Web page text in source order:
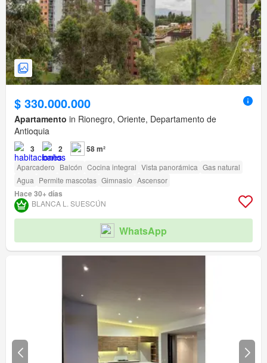
$ 330.000.000
Apartamento in Rionegro, Oriente, Departamento de
Antioquia
3 2 58 m²
Aparcadero Balcón Cocina integral Vista panorámica Gas natural
Agua Permite mascotas Gimnasio Ascensor
Hace 30+ días
BLANCA L. SUESCÚN
WhatsApp